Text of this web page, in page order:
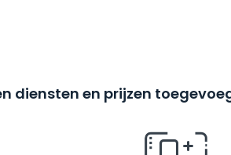
diensten en prijzen